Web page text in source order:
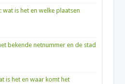
wat is het en welke plaatsen
bekende netnummer en de stad
is het en waar komt het